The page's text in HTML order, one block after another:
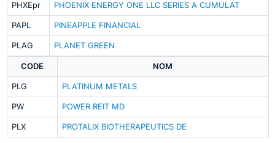
PHXEpr PHOENIX ENERGY ONE LLC SERIES A CUMULAT
PAPL PINEAPPLE FINANCIAL
PLAG PLANET GREEN
CODE NOM
PLG PLATINUM METALS
PW POWER REIT MD
PLX PROTALIX BIOTHERAPEUTICS DE